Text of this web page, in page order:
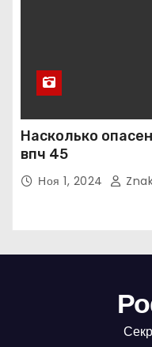
Насколько
впч 45
Ноя 1, 2024